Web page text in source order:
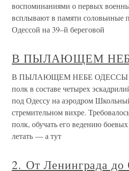
воспоминаниями о первых
всплывают в памяти соловьиные
Одессой на 39–й береговой
В ПЫЛАЮЩЕМ
В ПЫЛАЮЩЕМ НЕБЕ ОДЕССЫ В
полк в составе четырех
под Одессу на аэродром
стремительном вихре.
полк, обучать его ведению
летать — а тут
2. От Ленинграда